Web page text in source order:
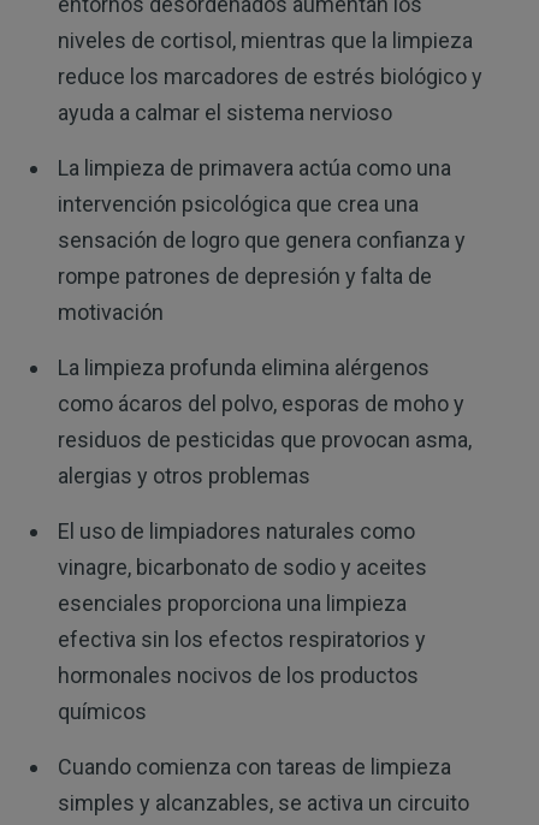
niveles de cortisol, mientras que la limpieza
reduce los marcadores de estrés biológico y
ayuda a calmar el sistema nervioso
La limpieza de primavera actúa como una
intervención psicológica que crea una
sensación de logro que genera confianza y
rompe patrones de depresión y falta de
motivación
La limpieza profunda elimina alérgenos
como ácaros del polvo, esporas de moho y
residuos de pesticidas que provocan asma,
alergias y otros problemas
El uso de limpiadores naturales como
vinagre, bicarbonato de sodio y aceites
esenciales proporciona una limpieza
efectiva sin los efectos respiratorios y
hormonales nocivos de los productos
químicos
Cuando comienza con tareas de limpieza
simples y alcanzables, se activa un circuito